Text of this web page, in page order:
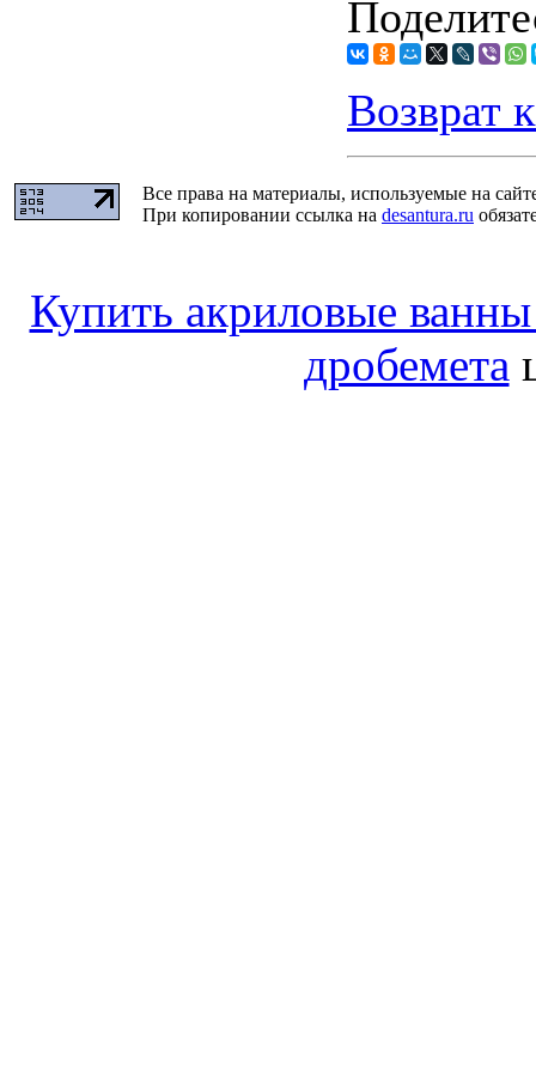
Возврат
Все права на материалы, используемые на
При копировании ссылка на desantura.ru
Купить акриловые
дробемета